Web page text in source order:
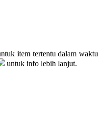
item tertentu dalam waktu
untuk info lebih lanjut.